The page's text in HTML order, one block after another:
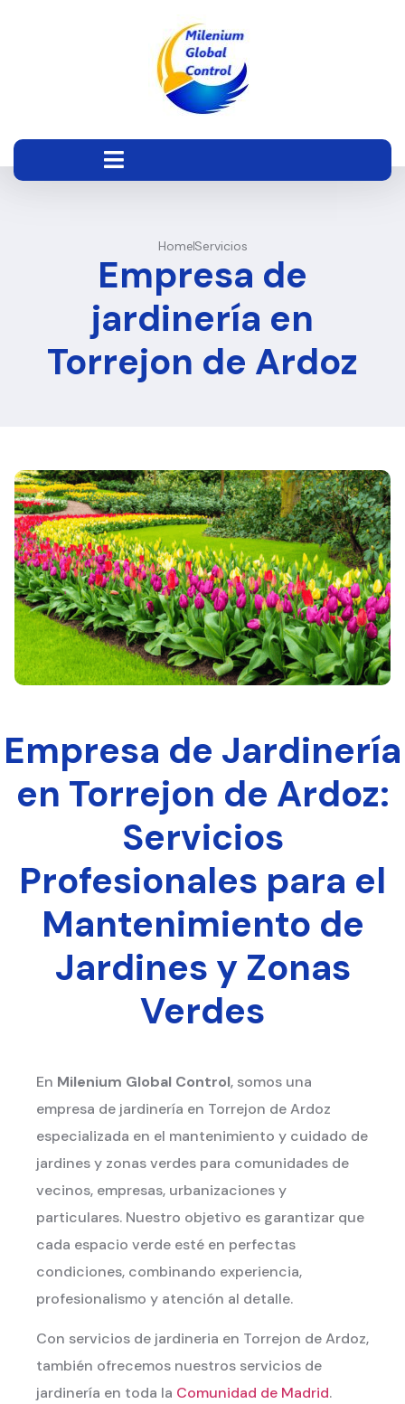
HomeServicios
Empresa de
jardinería en
Torrejon de Ardoz
Empresa de Jardinería
en Torrejon de Ardoz:
Servicios
Profesionales para el
Mantenimiento de
Jardines y Zonas
Verdes
En Milenium Global Control, somos una
empresa de jardinería en Torrejon de Ardoz
especializada en el mantenimiento y cuidado de
jardines y zonas verdes para comunidades de
vecinos, empresas, urbanizaciones y
particulares. Nuestro objetivo es garantizar que
cada espacio verde esté en perfectas
condiciones, combinando experiencia,
profesionalismo y atención al detalle.
Con servicios de jardineria en Torrejon de Ardoz,
también ofrecemos nuestros servicios de
jardinería en toda la Comunidad de Madrid.